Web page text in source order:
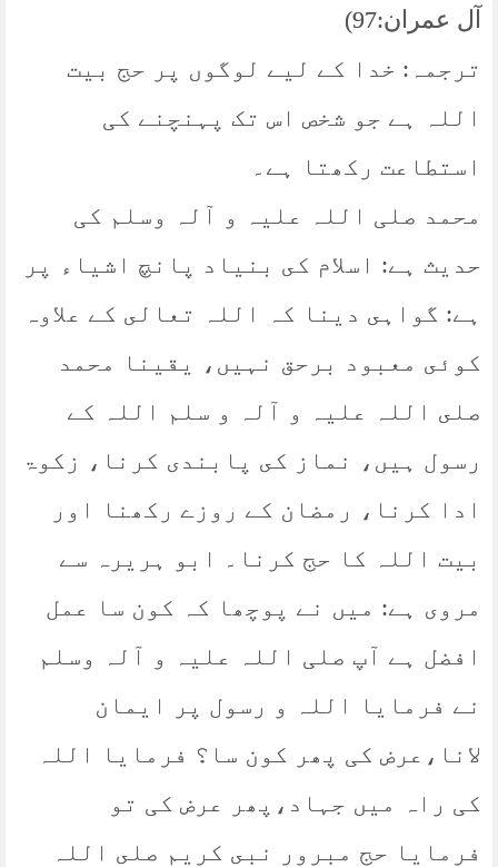
آل عمران:97)
ترجمہ: خدا کے لیے لوگوں پر حج بیت
اللہ ہے جو شخص اس تک پہنچنے کی
استطاعت رکھتا ہے۔
محمد صلی اللہ علیہ و آلہ وسلم کی
حدیث ہے: اسلام كى بنياد پانچ اشياء پر
ہے: گواہى دينا كہ اللہ تعالى كے علاوہ
كوئى معبود برحق نہيں، يقينا محمد
صلى اللہ عليہ و آلہ و سلم اللہ كے
رسول ہيں، نماز كى پابندى كرنا، زکوۃ
ادا كرنا، رمضان كے روزے ركھنا اور
بيت اللہ كا حج كرنا۔ ابو ہریرہ سے
مروی ہے: میں نے پوچھا کہ کون سا عمل
افضل ہے آپ صلی اللہ علیہ و آلہ وسلم
نے فرمایا اللہ و رسول پر ایمان
لانا،عرض کی پھر کون سا؟ فرمایا اللہ
کی راہ میں جہاد،پھر عرض کی تو
فرمایا حج مبرور نبى كريم صلى اللہ